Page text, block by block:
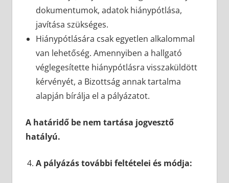
dokumentumok, adatok hiánypótlása,
javítása szükséges.
Hiánypótlására csak egyetlen alkalommal
van lehetőség. Amennyiben a hallgató
véglegesítette hiánypótlásra visszaküldött
kérvényét, a Bizottság annak tartalma
alapján bírálja el a pályázatot.
A határidő be nem tartása jogvesztő
hatályú.
A pályázás további feltételei és módja: